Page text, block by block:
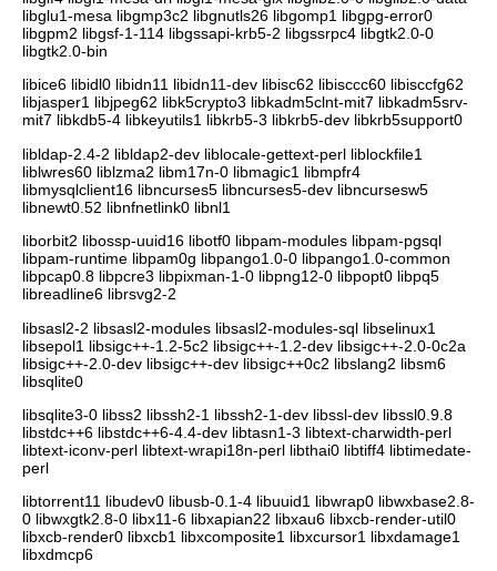
libglu1-mesa libgmp3c2 libgnutls26 libgomp1 libgpg-error0
libgpm2 libgsf-1-114 libgssapi-krb5-2 libgssrpc4 libgtk2.0-0
libgtk2.0-bin
libice6 libidl0 libidn11 libidn11-dev libisc62 libisccc60 libisccfg62
libjasper1 libjpeg62 libk5crypto3 libkadm5clnt-mit7 libkadm5srv-
mit7 libkdb5-4 libkeyutils1 libkrb5-3 libkrb5-dev libkrb5support0
libldap-2.4-2 libldap2-dev liblocale-gettext-perl liblockfile1
liblwres60 liblzma2 libm17n-0 libmagic1 libmpfr4
libmysqlclient16 libncurses5 libncurses5-dev libncursesw5
libnewt0.52 libnfnetlink0 libnl1
liborbit2 libossp-uuid16 libotf0 libpam-modules libpam-pgsql
libpam-runtime libpam0g libpango1.0-0 libpango1.0-common
libpcap0.8 libpcre3 libpixman-1-0 libpng12-0 libpopt0 libpq5
libreadline6 librsvg2-2
libsasl2-2 libsasl2-modules libsasl2-modules-sql libselinux1
libsepol1 libsigc++-1.2-5c2 libsigc++-1.2-dev libsigc++-2.0-0c2a
libsigc++-2.0-dev libsigc++-dev libsigc++0c2 libslang2 libsm6
libsqlite0
libsqlite3-0 libss2 libssh2-1 libssh2-1-dev libssl-dev libssl0.9.8
libstdc++6 libstdc++6-4.4-dev libtasn1-3 libtext-charwidth-perl
libtext-iconv-perl libtext-wrapi18n-perl libthai0 libtiff4 libtimedate-
perl
libtorrent11 libudev0 libusb-0.1-4 libuuid1 libwrap0 libwxbase2.8-
0 libwxgtk2.8-0 libx11-6 libxapian22 libxau6 libxcb-render-util0
libxcb-render0 libxcb1 libxcomposite1 libxcursor1 libxdamage1
libxdmcp6